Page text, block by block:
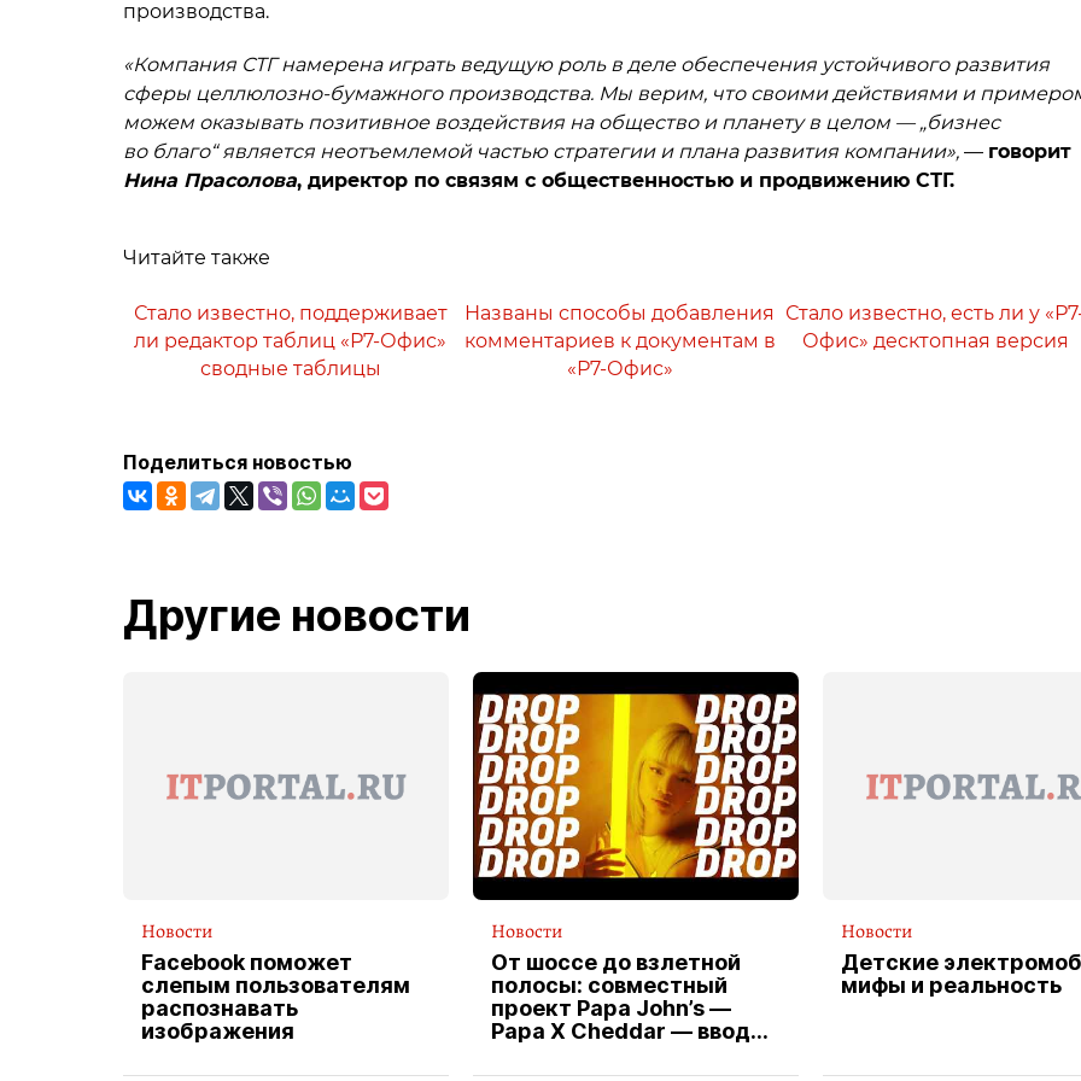
производства.
«Компания СТГ намерена играть ведущую роль в деле обеспечения устойчивого развития
сферы целлюлозно-бумажного производства. Мы верим, что своими действиями и
можем оказывать позитивное воздействия на общество и планету в целом — „бизнес
во благо“ является неотъемлемой частью стратегии и плана развития компании», — говорит
Нина Прасолова, директор по связям с общественностью и продвижению СТГ.
Читайте также
Стало известно, поддерживает
ли редактор таблиц «Р7-Офис»
сводные таблицы
Названы способы добавления
комментариев к документам в
«Р7-Офис»
Стало известно, есть ли у
Офис» десктопная версия
Поделиться новостью
Другие новости
Новости
Facebook поможет
слепым пользователям
распознавать
изображения
Новости
От шоссе до взлетной
полосы: совместный
проект Papa John’s —
Papa X Cheddar — вводит
Новости
Детские
мифы и реальность